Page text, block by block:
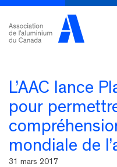
L’AAC lance
pour
mondiale de
31 mars 2017